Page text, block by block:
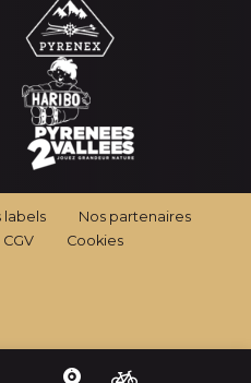
labels
Nos partenaires
CGV Cookies